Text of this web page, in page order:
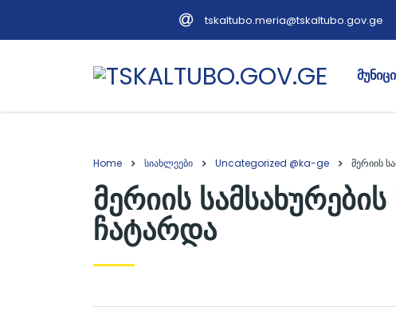
tskaltubo.meria@tskaltubo.gov.ge
Home სიახლეები Uncategorized @ka-ge მერიის
მერიის
ჩატარდა